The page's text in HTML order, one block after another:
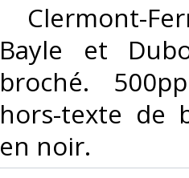
Clermont-
Bayle et
broché.
hors-texte de
en noir. ‎